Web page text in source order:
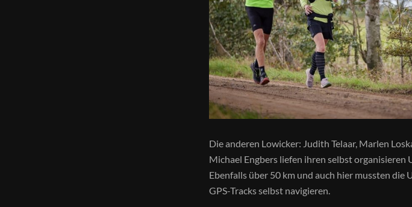
Die anderen Lowicker: Judith Telaar, Marlen
Michael Engbers liefen ihren selbst organisieren
Ebenfalls über 50 km und auch hier mussten die
GPS-Tracks selbst navigieren.